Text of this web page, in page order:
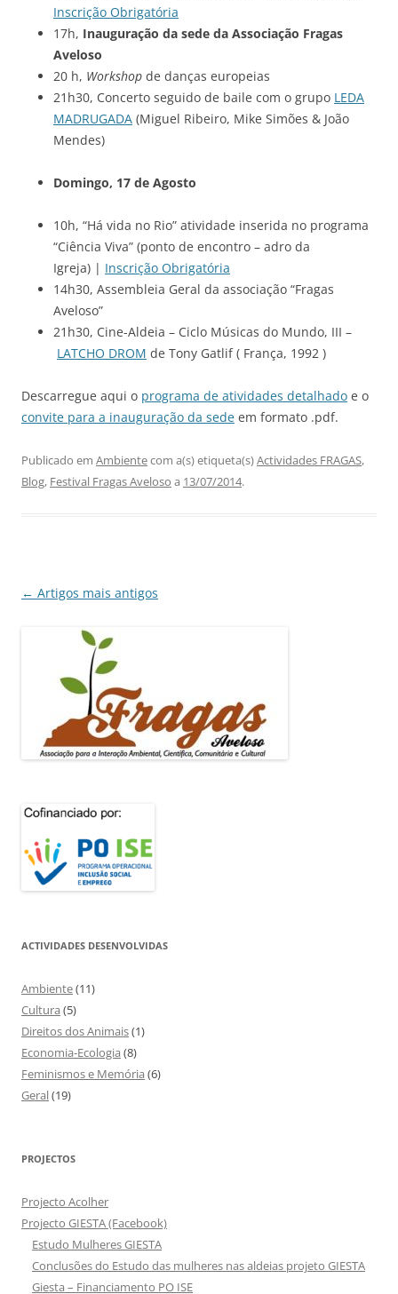
Inscrição Obrigatória
17h, Inauguração da sede da Associação Fragas
Aveloso
20 h, Workshop de danças europeias
21h30, Concerto seguido de baile com o grupo LEDA
MADRUGADA (Miguel Ribeiro, Mike Simões & João
Mendes)
Domingo, 17 de Agosto
10h, “Há vida no Rio” atividade inserida no programa
“Ciência Viva” (ponto de encontro – adro da
Igreja) | Inscrição Obrigatória
14h30, Assembleia Geral da associação “Fragas
Aveloso”
21h30, Cine-Aldeia – Ciclo Músicas do Mundo, III –
LATCHO DROM de Tony Gatlif ( França, 1992 )
Descarregue aqui o programa de atividades detalhado e o
convite para a inauguração da sede em formato .pdf.
Publicado em Ambientecom a(s) etiqueta(s)Actividades FRAGAS,
Blog, Festival Fragas Aveloso a 13/07/2014.
Navegação
← Artigos mais antigos
ACTIVIDADES DESENVOLVIDAS
Ambiente(11)
Cultura (5)
Direitos dos Animais(1)
Economia-Ecologia (8)
Feminismos e Memória (6)
Geral(19)
PROJECTOS
Projecto Acolher
Projecto GIESTA (Facebook)
Estudo Mulheres GIESTA
Conclusões do Estudo das mulheres nas aldeias projeto GIESTA
Giesta – Financiamento PO ISE